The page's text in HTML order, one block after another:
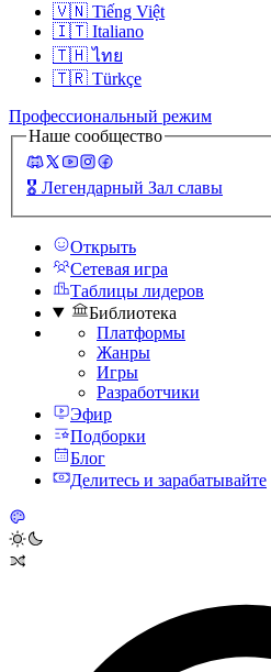
🇻🇳 Tiếng Việt
🇮🇹 Italiano
🇹🇭 ไทย
🇹🇷 Türkçe
Профессиональный режим
Наше сообщество
🎖️ Легендарный Зал славы
Открыть
Сетевая игра
Таблицы лидеров
Библиотека
Платформы
Жанры
Игры
Разработчики
Эфир
Подборки
Блог
Делитесь и зарабатывайте